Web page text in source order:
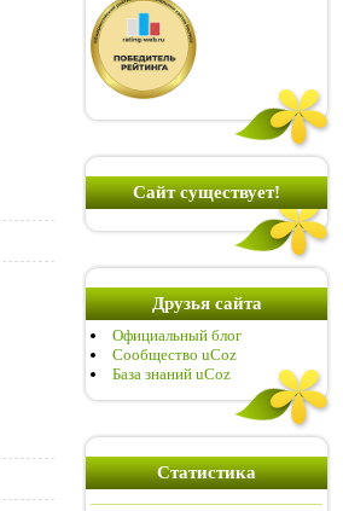
Сайт существует!
Друзья сайта
Официальный блог
Сообщество uCoz
База знаний uCoz
Статистика